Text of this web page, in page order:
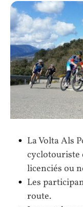
La Volta Als
cyclotouriste
licenciés ou
Les
route.